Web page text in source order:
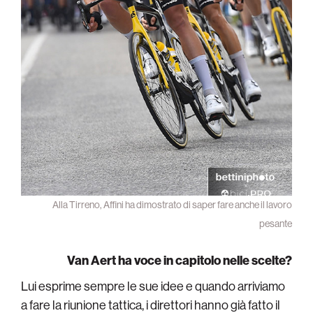
Alla Tirreno, Affini ha dimostrato di saper fare anche il lavoro
pesante
Van Aert ha voce in capitolo nelle scelte?
Lui esprime sempre le sue idee e quando arriviamo
a fare la riunione tattica, i direttori hanno già fatto il